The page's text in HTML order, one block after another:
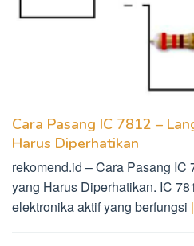
Cara Pasang IC 7812 –
Harus Diperhatikan
rekomend.id – Cara Pasang IC
yang Harus Diperhatikan. IC
elektronika aktif yang berfungsi